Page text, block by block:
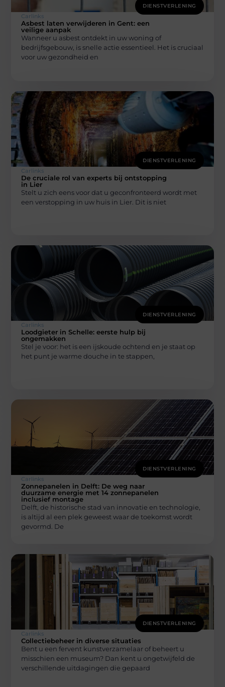
DIENSTVERLENING
Carlinks
Asbest laten verwijderen in Gent: een
veilige aanpak
Wanneer u asbest ontdekt in uw woning of
bedrijfsgebouw, is snelle actie essentieel. Het is cruciaal
voor uw gezondheid en
DIENSTVERLENING
Carlinks
De cruciale rol van experts bij ontstopping
in Lier
Stelt u zich eens voor dat u geconfronteerd wordt met
een verstopping in uw huis in Lier. Dit is niet
DIENSTVERLENING
Carlinks
Loodgieter in Schelle: eerste hulp bij
ongemakken
Stel je voor: het is een ijskoude ochtend en je staat op
het punt je warme douche in te stappen,
DIENSTVERLENING
Carlinks
Zonnepanelen in Delft: De weg naar
duurzame energie met 14 zonnepanelen
inclusief montage
Delft, de historische stad van innovatie en technologie,
is altijd al een plek geweest waar de toekomst wordt
gevormd. De
DIENSTVERLENING
Carlinks
Collectiebeheer in diverse situaties
Bent u een fervent kunstverzamelaar of beheert u
misschien een museum? Dan kent u ongetwijfeld de
verschillende uitdagingen die gepaard